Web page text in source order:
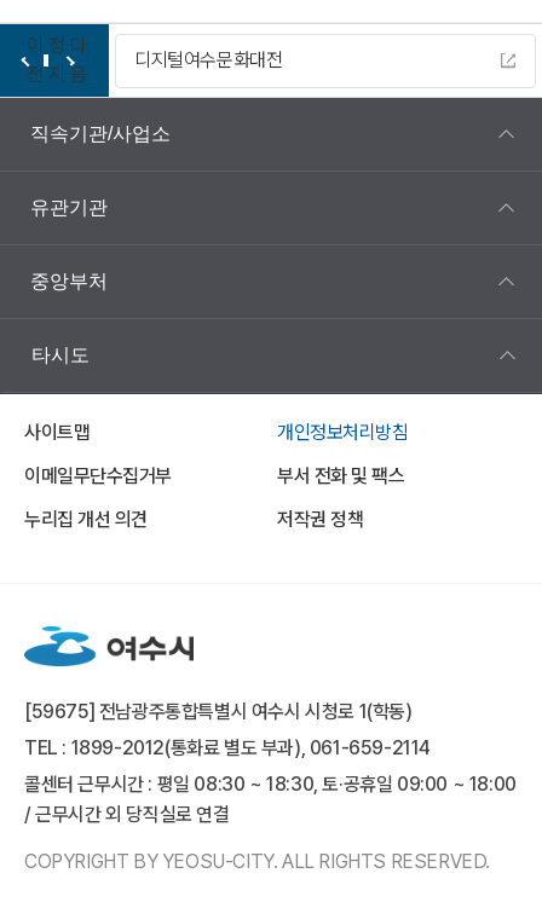
이
전
정
지
다
음
디지털여수문화대전
직속기관/사업소
유관기관
중앙부처
타시도
사이트맵
개인정보처리방침
이메일무단수집거부
부서 전화 및 팩스
누리집 개선 의견
저작권 정책
[59675] 전남광주통합특별시 여수시 시청로 1(학동)
TEL : 1899-2012(통화료 별도 부과), 061-659-2114
콜센터 근무시간 : 평일 08:30 ~ 18:30, 토·공휴일 09:00 ~ 18:00
/ 근무시간 외 당직실로 연결
COPYRIGHT BY YEOSU-CITY. ALL RIGHTS RESERVED.